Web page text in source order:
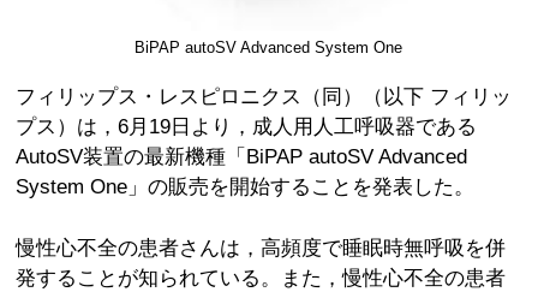
BiPAP autoSV Advanced System One
フィリップス・レスピロニクス（同）（以下 フィリッ
プス）は，6月19日より，成人用人工呼吸器である
AutoSV装置の最新機種「BiPAP autoSV Advanced
System One」の販売を開始することを発表した。
慢性心不全の患者さんは，高頻度で睡眠時無呼吸を併
発することが知られている。また，慢性心不全の患者